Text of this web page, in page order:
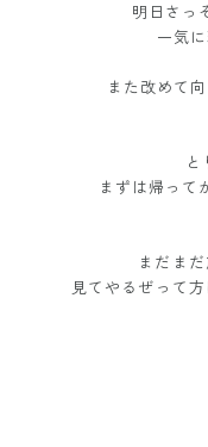
明日さっ
一気
また改めて
と
まずは帰っ
まだま
見てやるぜって